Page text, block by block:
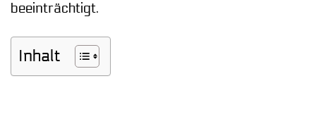
beeinträchtigt.
Inhalt